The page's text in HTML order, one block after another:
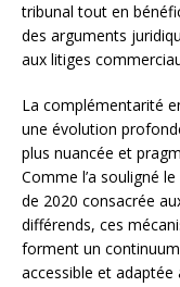
tribunal tout en
des arguments
aux litiges
La complémentarité
une évolution
plus nuancée et
Comme l’a souligné le
de 2020 consacrée
différends, ces
forment un
accessible et adaptée